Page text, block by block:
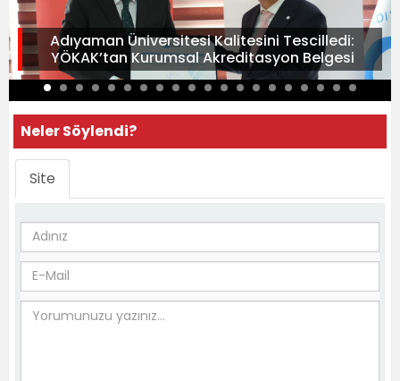
Adıyaman Üniversitesi Kalitesini Tescilledi:
YÖKAK’tan Kurumsal Akreditasyon Belgesi
Neler Söylendi?
Site